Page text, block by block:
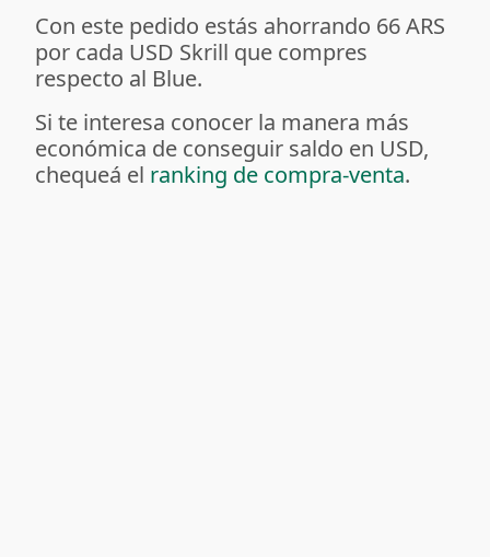
Con este pedido estás ahorrando 66 ARS
por cada USD Skrill que compres
respecto al Blue.
Si te interesa conocer la manera más
económica de conseguir saldo en USD,
chequeá el ranking de compra-venta.